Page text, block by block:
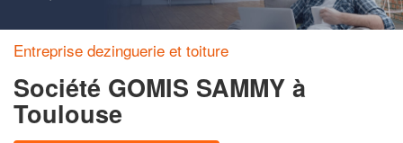
Entreprise dezinguerie et toiture
Société GOMIS SAMMY à
Toulouse